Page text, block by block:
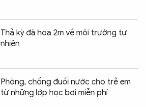
Thả kỳ đà hoa 2m về môi trường tự
nhiên
Phòng, chống đuối nước cho trẻ em
từ những lớp học bơi miễn phí